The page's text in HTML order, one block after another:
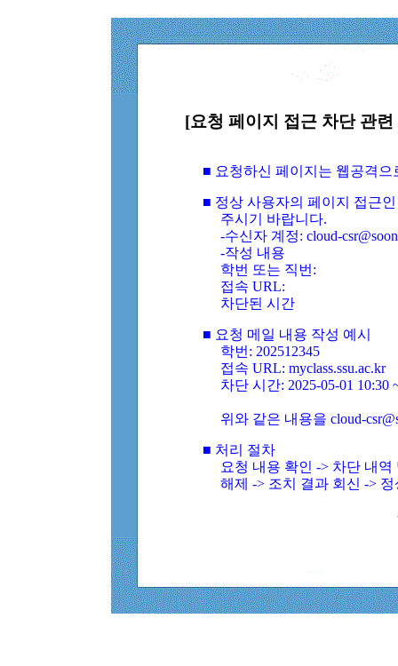
[요청 페이지 접근 차단 관
■ 요청하신 페이지는 웹공격
■ 정상 사용자의 페이지 접근
주시기 바랍니다.
-수신자 계정: cloud-
-작성 내용
학번 또는 직번:
접속 URL:
차단된 시간
■ 요청 메일 내용 작성 예시
학번: 202512345
접속 URL: myclass.ssu.ac.kr
차단 시간: 2025-05-01 10:30
위와 같은 내용을 cloud-
■ 처리 절차
요청 내용 확인 -> 차단 내
해제 -> 조치 결과 회신 ->